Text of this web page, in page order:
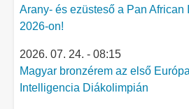
Arany- és ezüsteső a Pan African
2026-on!
2026. 07. 24. - 08:15
Magyar bronzérem az első
Intelligencia Diákolimpián